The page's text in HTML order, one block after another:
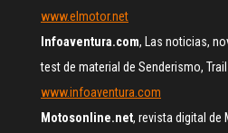
www.elmotor.net
Infoaventura.com, Las noticias,
test de material de Senderismo, Trail
www.infoaventura.com
Motosonline.net, revista digital